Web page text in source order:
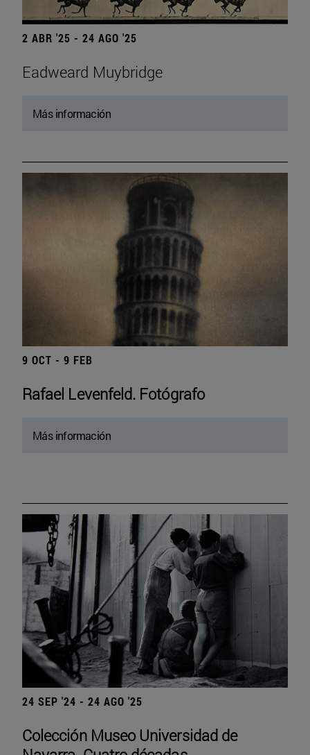
2 ABR '25 - 24 AGO '25
Eadweard Muybridge
Más información
9 OCT - 9 FEB
Rafael Levenfeld. Fotógrafo
Más información
24 SEP '24 - 24 AGO '25
Colección Museo Universidad de